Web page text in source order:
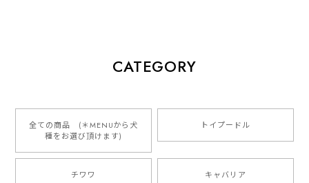
2026/01/16
とっても可愛くて、わんちゃんの名前や電話番号も分か
りやすくて最高です！ ありがとうございました❁⃘*.ﾟ
ご縁がありましたら、またよろしくお願いいたします。
CATEGORY
全ての商品 (＊MENUから犬
種をお選び頂けます)
トイプードル
チワワ キャバリア